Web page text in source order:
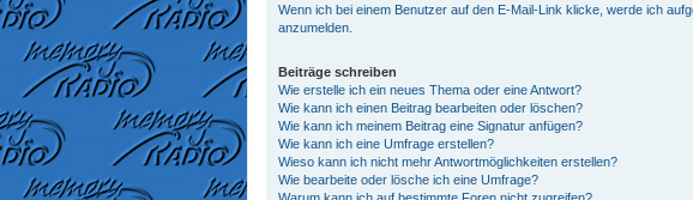
Wenn ich bei einem Benutzer auf den E-Mail-Link klicke, werde ich
anzumelden.
Beiträge schreiben
Wie erstelle ich ein neues Thema oder eine Antwort?
Wie kann ich einen Beitrag bearbeiten oder löschen?
Wie kann ich meinem Beitrag eine Signatur anfügen?
Wie kann ich eine Umfrage erstellen?
Wieso kann ich nicht mehr Antwortmöglichkeiten erstellen?
Wie bearbeite oder lösche ich eine Umfrage?
Warum kann ich auf bestimmte Foren nicht zugreifen?